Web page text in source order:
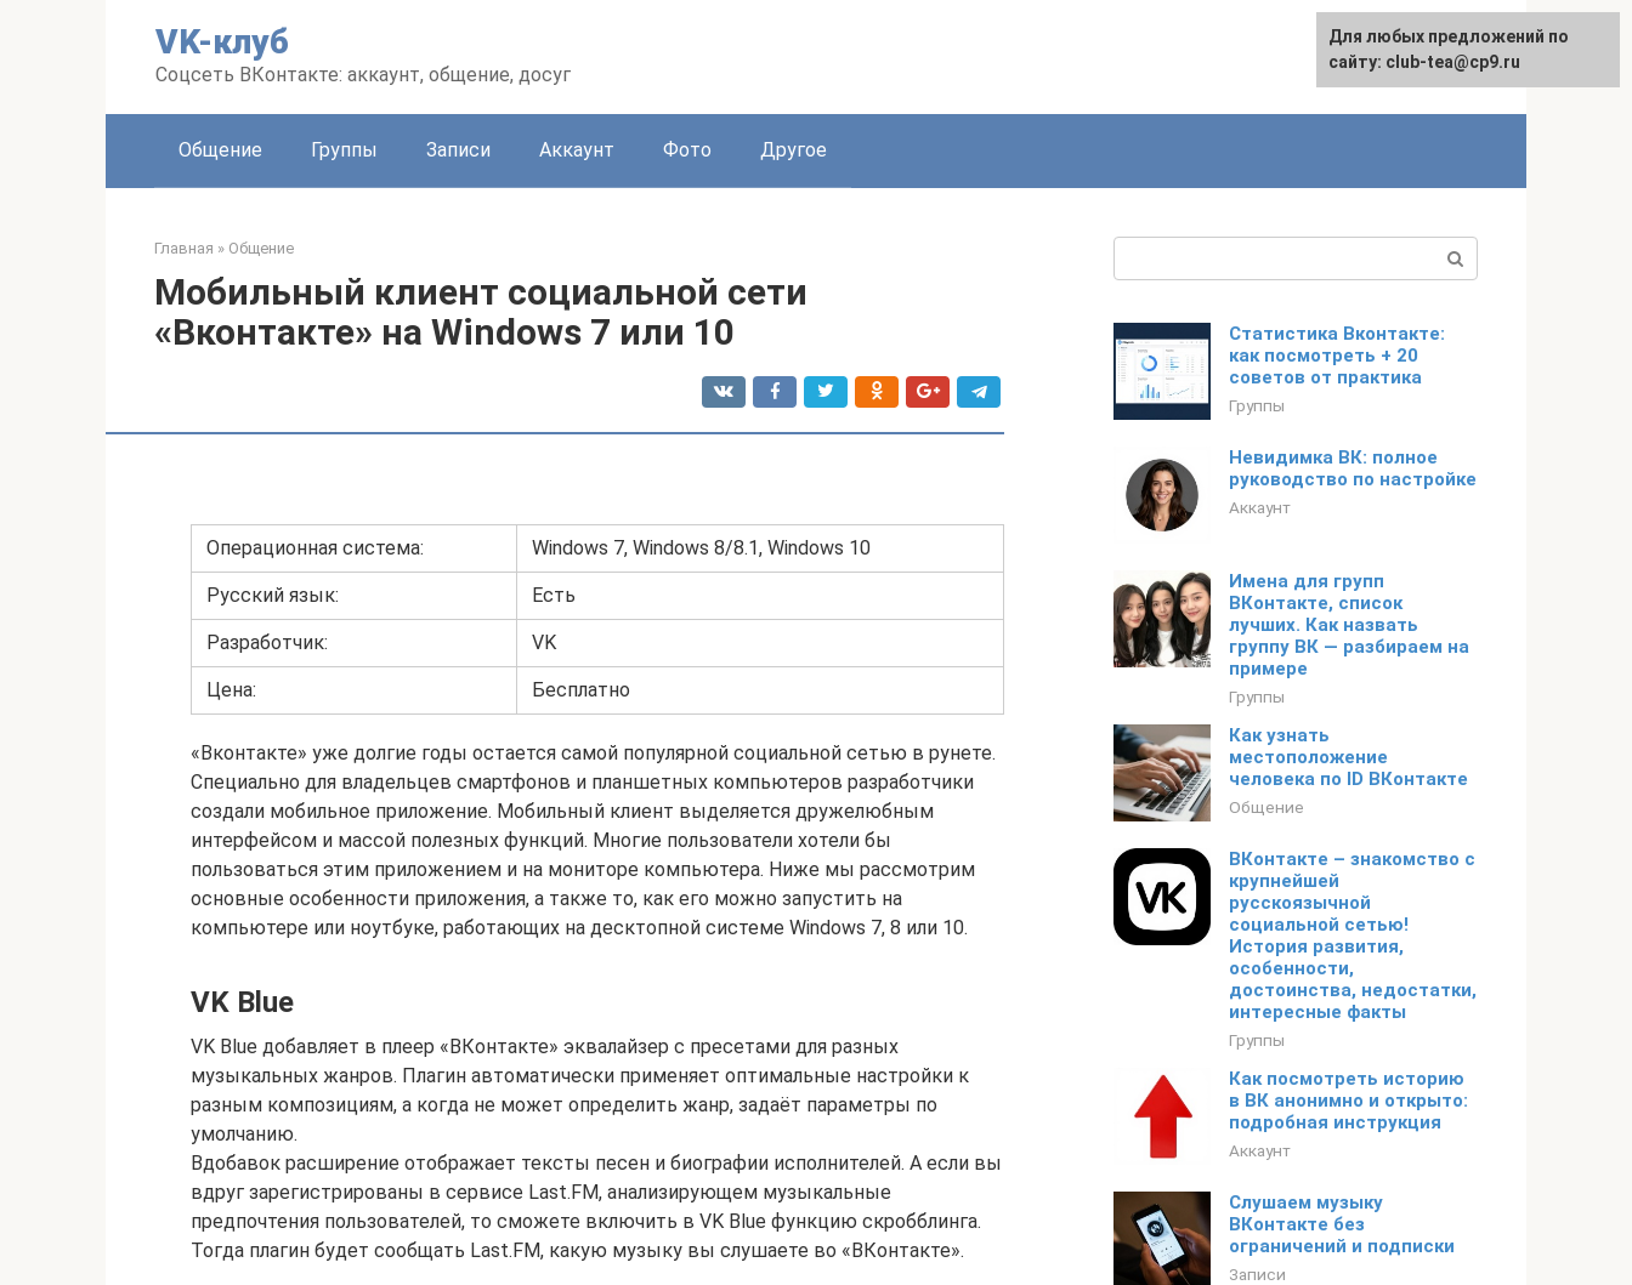
VK-клуб
Соцсеть ВКонтакте: аккаунт, общение, досуг
Общение Группы Записи Аккаунт Фото Другое
Главная » Общение
Мобильный клиент социальной сети
«Вконтакте» на Windows 7 или 10
Операционная система: Windows 7, Windows 8/8.1, Windows 10
Русский язык: Есть
Разработчик: VK
Цена: Бесплатно
«Вконтакте» уже долгие годы остается самой популярной социальной сетью в рунете.
Специально для владельцев смартфонов и планшетных компьютеров разработчики
создали мобильное приложение. Мобильный клиент выделяется дружелюбным
интерфейсом и массой полезных функций. Многие пользователи хотели бы
пользоваться этим приложением и на мониторе компьютера. Ниже мы рассмотрим
основные особенности приложения, а также то, как его можно запустить на
компьютере или ноутбуке, работающих на десктопной системе Windows 7, 8 или 10.
VK Blue
VK Blue добавляет в плеер «ВКонтакте» эквалайзер с пресетами для разных
музыкальных жанров. Плагин автоматически применяет оптимальные настройки к
разным композициям, а когда не может определить жанр, задаёт параметры по
умолчанию.
Вдобавок расширение отображает тексты песен и биографии исполнителей. А если вы
вдруг зарегистрированы в сервисе Last.FM, анализирующем музыкальные
предпочтения пользователей, то сможете включить в VK Blue функцию скробблинга.
Тогда плагин будет сообщать Last.FM, какую музыку вы слушаете во «ВКонтакте».
Статистика Вконтакте:
как посмотреть + 20
советов от практика
Группы
Невидимка ВК: полное
руководство по настройке
Аккаунт
Имена для групп
ВКонтакте, список
лучших. Как назвать
группу ВК — разбираем на
примере
Группы
Как узнать
местоположение
человека по ID ВКонтакте
Общение
ВКонтакте – знакомство с
крупнейшей
русскоязычной
социальной сетью!
История развития,
особенности,
достоинства, недостатки,
интересные факты
Группы
Как посмотреть историю
в ВК анонимно и открыто:
подробная инструкция
Аккаунт
Слушаем музыку
ВКонтакте без
ограничений и подписки
Записи
Для любых предложений по
сайту: club-tea@cp9.ru